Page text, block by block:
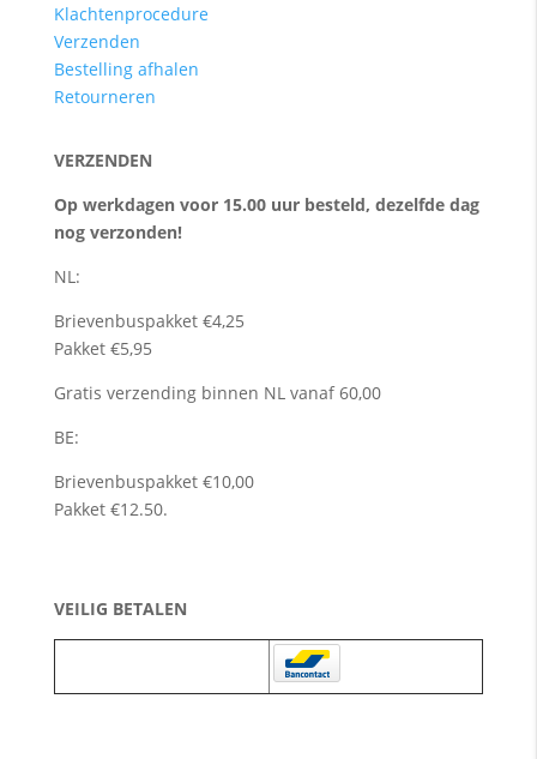
Klachtenprocedure
Verzenden
Bestelling afhalen
Retourneren
VERZENDEN
Op werkdagen voor 15.00 uur besteld, dezelfde dag
nog verzonden!
NL:
Brievenbuspakket €4,25
Pakket €5,95
Gratis verzending binnen NL vanaf 60,00
BE:
Brievenbuspakket €10,00
Pakket €12.50.
VEILIG BETALEN